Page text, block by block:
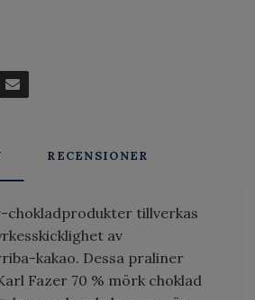
RECENSIONER
chokladprodukter tillverkas
av
kakao. Dessa praliner
Fazer 70 % mörk choklad